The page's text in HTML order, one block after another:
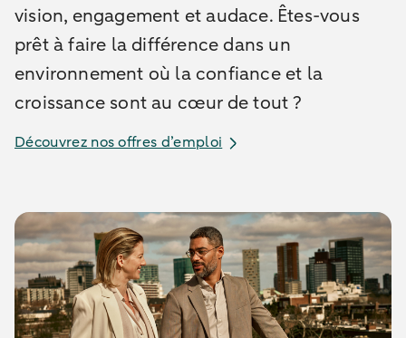
vision, engagement et audace. Êtes-vous
prêt à faire la différence dans un
environnement où la confiance et la
croissance sont au cœur de tout ?
Découvrez nos offres d’emploi